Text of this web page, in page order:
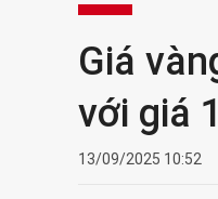
Giá
với giá
13/09/2025 10:52